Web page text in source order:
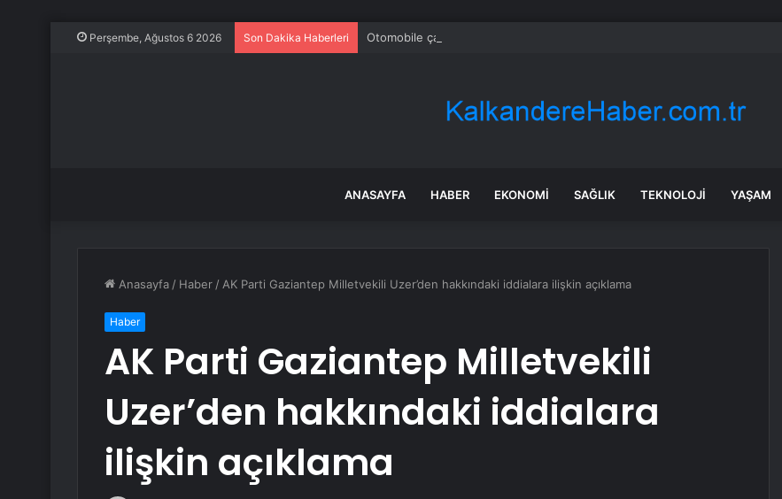
Perşembe, Ağustos 6 2026 Son Dakika Haberleri Otomobile çarpan tır viyadükten uçtu: 3 kişi hayatını kaybetti, 3 kişi yaralandı
ANASAYFA HABER EKONOMI SAĞLIK TEKNOLOJI YAŞAM
Anasayfa / Haber / AK Parti Gaziantep Milletvekili Uzer’den hakkındaki iddialara ilişkin açıklama
Haber
AK Parti Gaziantep Milletvekili
Uzer’den hakkındaki iddialara
ilişkin açıklama